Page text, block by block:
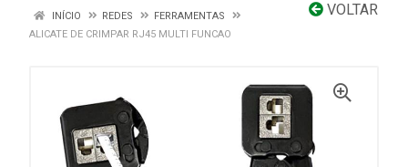
VOLTAR
INÍCIO REDES
FERRAMENTAS
ALICATE DE CRIMPAR RJ45 MULTI FUNCAO